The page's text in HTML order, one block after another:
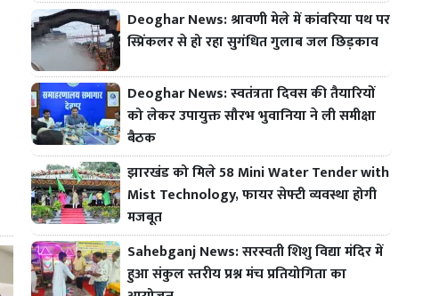
Deoghar News: श्रावणी मेले में कांवरिया पथ पर
स्प्रिंकलर से हो रहा सुगंधित गुलाब जल छिड़काव
Deoghar News: स्वतंत्रता दिवस की तैयारियों
को लेकर उपायुक्त सौरभ भुवानिया ने ली समीक्षा
बैठक
झारखंड को मिले 58 Mini Water Tender with
Mist Technology, फायर सेफ्टी व्यवस्था होगी
मजबूत
Sahebganj News: सरस्वती शिशु विद्या मंदिर में
हुआ संकुल स्तरीय प्रश्न मंच प्रतियोगिता का